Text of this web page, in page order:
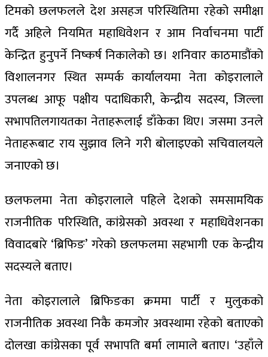
टिमको छलफलले देश असहज परिस्थितिमा रहेको समीक्षा
गर्दै अहिले नियमित महाधिवेशन र आम निर्वाचनमा पार्टी
केन्द्रित हुनुपर्ने निष्कर्ष निकालेको छ। शनिवार काठमाडौंको
विशालनगर स्थित सम्पर्क कार्यालयमा नेता कोइरालाले
उपलब्ध आफू पक्षीय पदाधिकारी, केन्द्रीय सदस्य, जिल्ला
सभापतिलगायतका नेताहरूलाई डाँकेका थिए। जसमा उनले
नेताहरूबाट राय सुझाव लिने गरी बोलाइएको सचिवालयले
जनाएको छ।
छलफलमा नेता कोइरालाले पहिले देशको समसामयिक
राजनीतिक परिस्थिति, कांग्रेसको अवस्था र महाधिवेशनका
विवादबारे ‘ब्रिफिङ’ गरेको छलफलमा सहभागी एक केन्द्रीय
सदस्यले बताए।
नेता कोइरालाले ब्रिफिङका क्रममा पार्टी र मुलुकको
राजनीतिक अवस्था निकै कमजोर अवस्थामा रहेको बताएको
दोलखा कांग्रेसका पूर्व सभापति बर्मा लामाले बताए। ‘उहाँले